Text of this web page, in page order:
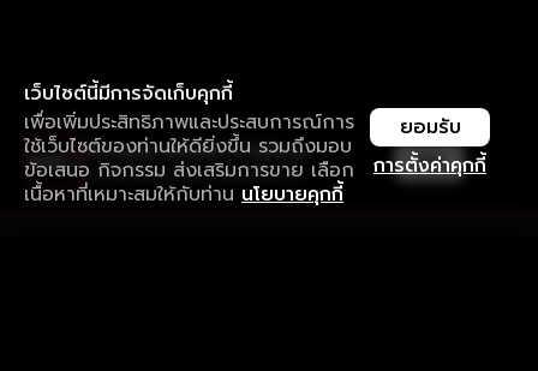
เว็บไซต์นี้มีการจัดเก็บคุกกี้
เพื่อเพิ่มประสิทธิภาพและประสบการณ์การ
ใช้เว็บไซต์ของท่านให้ดียิ่งขึ้น รวมถึงมอบ
ข้อเสนอ กิจกรรม ส่งเสริมการขาย เลือก
เนื้อหาที่เหมาะสมให้กับท่าน นโยบายคุกกี้
การตั้งค่าคุกกี้
ยอมรับ
ใช้งานแอป ลื่นไหลกว่า ไม่มีสะดุด
ดาวน์โหลดแอปเพื่อการรับชมที่ดีกว่า เปิด